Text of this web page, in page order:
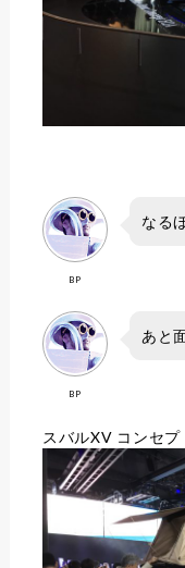
BP
なる
BP
あと
スバルXV コンセプ